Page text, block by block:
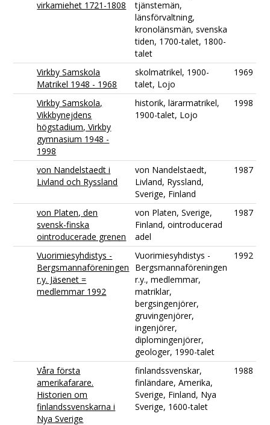
virkamiehet 1721-1808
tjänstemän,
länsförvaltning,
kronolänsmän, svenska
tiden, 1700-talet, 1800-
talet
Virkby Samskola
Matrikel 1948 - 1968
skolmatrikel, 1900-
talet, Lojo
1969
Virkby Samskola,
Vikkbynejdens
högstadium, Virkby
gymnasium 1948 -
1998
historik, lärarmatrikel,
1900-talet, Lojo
1998
von Nandelstaedt i
Livland och Ryssland
von Nandelstaedt,
Livland, Ryssland,
Sverige, Finland
1987
von Platen, den
svensk-finska
ointroducerade grenen
von Platen, Sverige,
Finland, ointroducerad
adel
1987
Vuorimiesyhdistys -
Bergsmannaföreningen
r.y. Jäsenet =
medlemmar 1992
Vuorimiesyhdistys -
Bergsmannaföreningen
r.y., medlemmar,
matriklar,
bergsingenjörer,
gruvingenjörer,
ingenjörer,
diplomingenjörer,
geologer, 1990-talet
1992
Våra första
amerikafarare.
Historien om
finlandssvenskarna i
Nya Sverige
finlandssvenskar,
finländare, Amerika,
Sverige, Finland, Nya
Sverige, 1600-talet
1988